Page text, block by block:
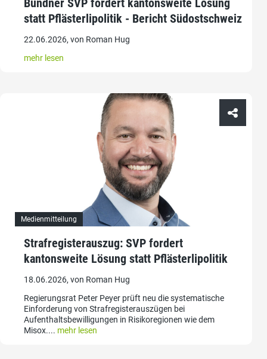
statt Pflästerlipolitik - Bericht Südostschweiz
22.06.2026, von Roman Hug
mehr lesen
Medienmitteilung
Strafregisterauszug: SVP fordert
kantonsweite Lösung statt Pflästerlipolitik
18.06.2026, von Roman Hug
Regierungsrat Peter Peyer prüft neu die systematische
Einforderung von Strafregisterauszügen bei
Aufenthaltsbewilligungen in Risikoregionen wie dem
Misox.... mehr lesen